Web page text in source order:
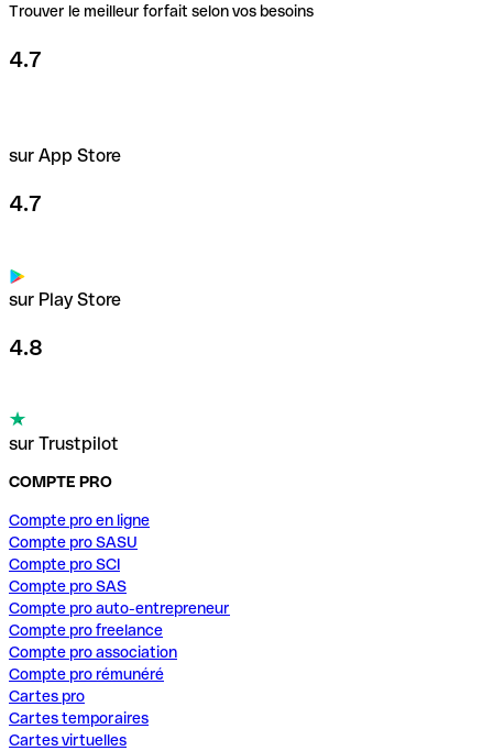
Trouver le meilleur forfait selon vos besoins
4.7
sur App Store
4.7
sur Play Store
4.8
sur Trustpilot
COMPTE PRO
Compte pro en ligne
Compte pro SASU
Compte pro SCI
Compte pro SAS
Compte pro auto-entrepreneur
Compte pro freelance
Compte pro association
Compte pro rémunéré
Cartes pro
Cartes temporaires
Cartes virtuelles